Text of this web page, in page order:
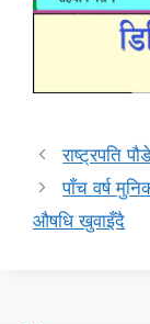
राष्ट्रपति
पाँच वर्ष
औषधि खुवाइँदै